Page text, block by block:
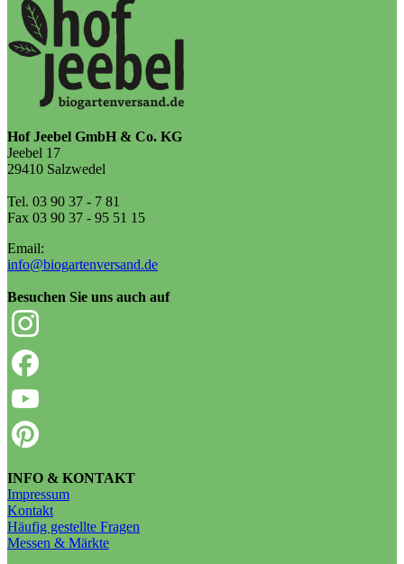
Hof Jeebel GmbH & Co. KG
Jeebel 17
29410 Salzwedel
Tel. 03 90 37 - 7 81
Fax 03 90 37 - 95 51 15
Email:
info@biogartenversand.de
Besuchen Sie uns auch auf
INFO & KONTAKT
Impressum
Kontakt
Häufig gestellte Fragen
Messen & Märkte